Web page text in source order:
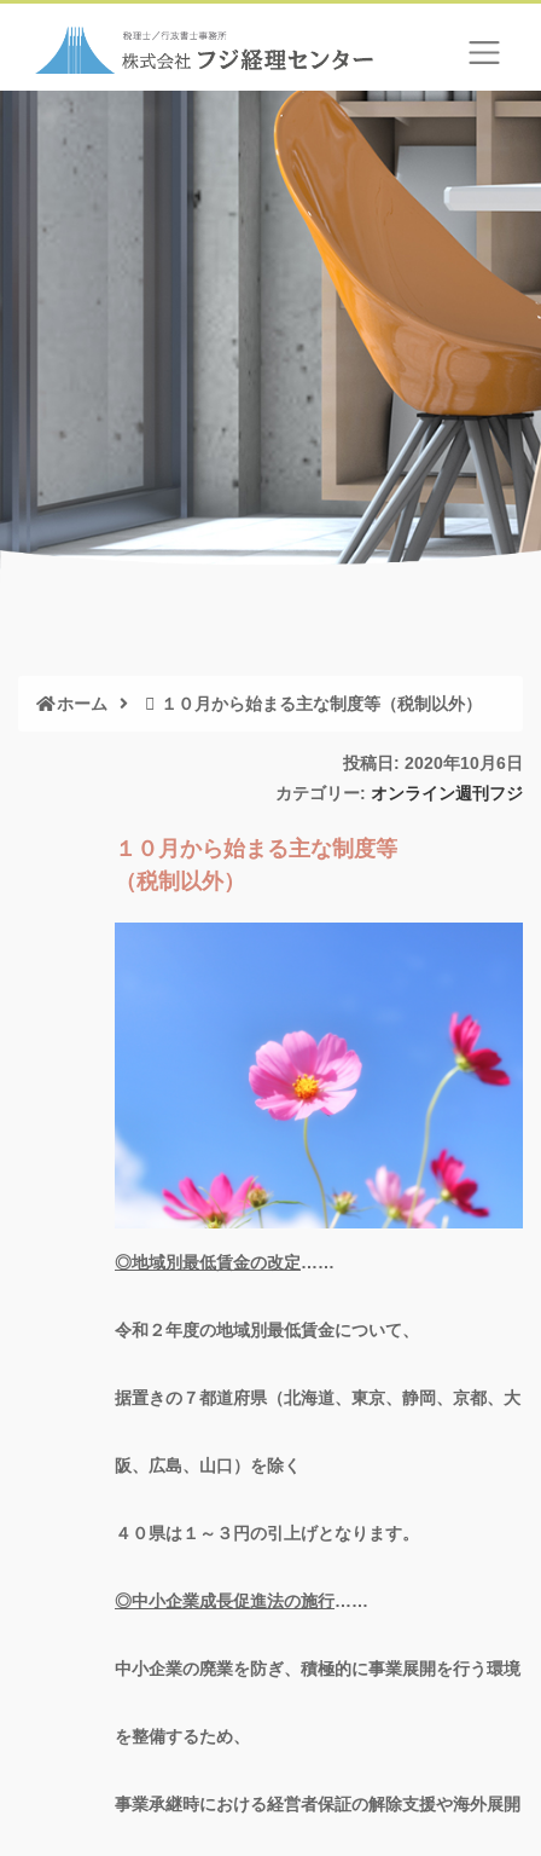
ホーム １０月から始まる主な制度等（税制以外）
投稿日: 2020年10月6日
カテゴリー: オンライン週刊フジ
１０月から始まる主な制度等
（税制以外）
◎地域別最低賃金の改定……
令和２年度の地域別最低賃金について、
据置きの７都道府県（北海道、東京、静岡、京都、大
阪、広島、山口）を除く
４０県は１～３円の引上げとなります。
◎中小企業成長促進法の施行……
中小企業の廃業を防ぎ、積極的に事業展開を行う環境
を整備するため、
事業承継時における経営者保証の解除支援や海外展開